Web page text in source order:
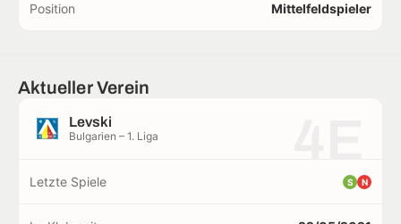
Position Mittelfeldspieler
Aktueller Verein
Levski
Bulgarien – 1. Liga
Letzte Spiele S N